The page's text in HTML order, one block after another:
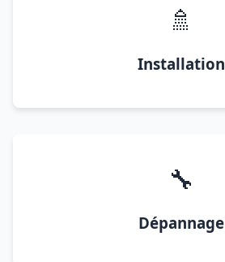
🚿
Installation
🔧
Dépannage